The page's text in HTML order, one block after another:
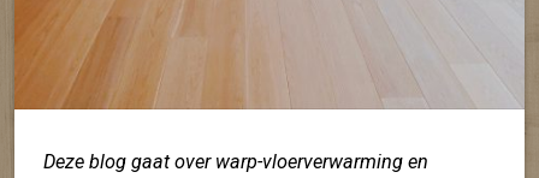
Deze blog gaat over warp-vloerverwarming en